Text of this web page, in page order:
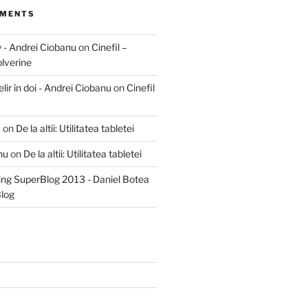
- Andrei Ciobanu on Cinefil –
în doi - Andrei Ciobanu on Cinefil
on De la altii: Utilitatea tabletei
on De la altii: Utilitatea tabletei
SuperBlog 2013 - Daniel Botea